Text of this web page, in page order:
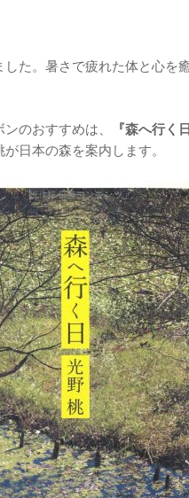
した。暑さで疲れた体と心を
のおすすめは、 『森へ行く
日本の森を案内します。